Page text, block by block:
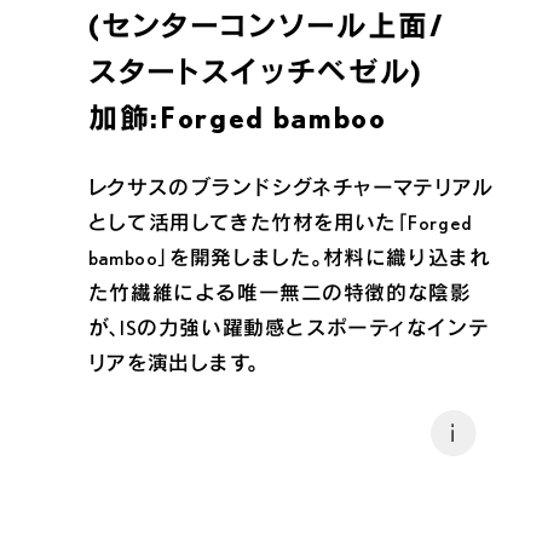
(センターコンソール上面/
スタートスイッチベゼル)
加飾:Forged bamboo
レクサスのブランドシグネチャーマテリアル
として活用してきた竹材を用いた「Forged
bamboo」を開発しました。材料に織り込まれ
た竹繊維による唯一無二の特徴的な陰影
が、ISの力強い躍動感とスポーティなインテ
リアを演出します。
i